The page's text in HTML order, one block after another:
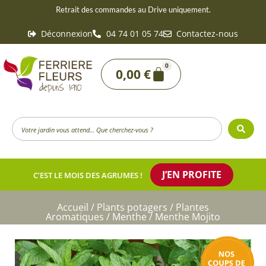
contenu
Retrait des commandes au Drive uniquement.
Déconnexion 04 74 01 05 74 Contactez-nous
0,00€
0
Panier
Search
...
C’EST LE MOIS DES AGRUMES ! J’EN PROFITE
Accueil / Plants potagers / Plantes
Aromatiques / Menthe/ Menthe Mojito